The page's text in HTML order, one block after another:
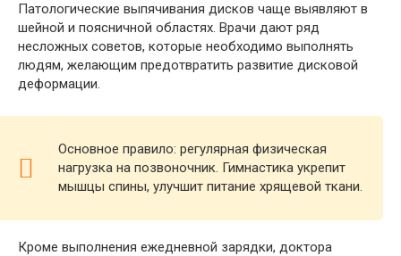
Патологические выпячивания дисков чаще выявляют в
шейной и поясничной областях. Врачи дают ряд
несложных советов, которые необходимо выполнять
людям, желающим предотвратить развитие дисковой
деформации.
Основное правило: регулярная физическая
нагрузка на позвоночник. Гимнастика укрепит
мышцы спины, улучшит питание хрящевой ткани.
Кроме выполнения ежедневной зарядки, доктора